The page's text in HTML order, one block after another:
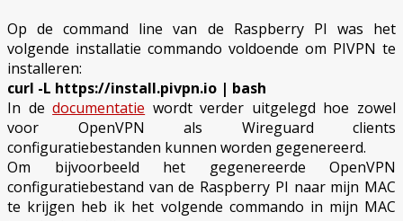
Op de command line van de Raspberry PI was het
volgende installatie commando voldoende om PIVPN te
installeren:
curl -L https://install.pivpn.io | bash
In dedocumentatie wordt verder uitgelegd hoe zowel
voor OpenVPN als Wireguard clients
configuratiebestanden kunnen worden gegenereerd.
Om bijvoorbeeld het gegenereerde OpenVPN
configuratiebestand van de Raspberry PI naar mijn MAC
te krijgen heb ik het volgende commando in mijn MAC